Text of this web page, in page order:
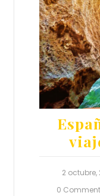
2 octubre,
0